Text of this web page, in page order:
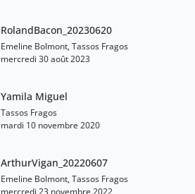
RolandBacon_20230620
Emeline Bolmont, Tassos Fragos
mercredi 30 août 2023
Yamila Miguel
Tassos Fragos
mardi 10 novembre 2020
ArthurVigan_20220607
Emeline Bolmont, Tassos Fragos